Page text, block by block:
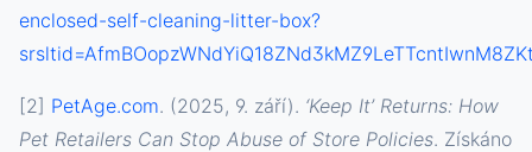
enclosed-self-cleaning-litter-box?
[2] PetAge.com. (2025, 9. září). ‘Keep It’ Returns: How
Pet Retailers Can Stop Abuse of Store Policies. Získáno